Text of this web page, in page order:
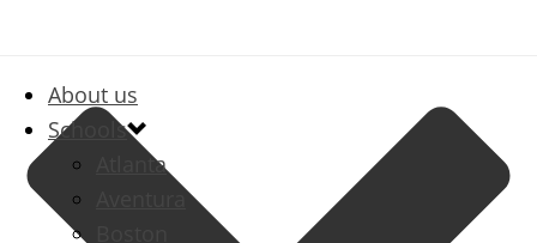
About us
Schools
Atlanta
Aventura